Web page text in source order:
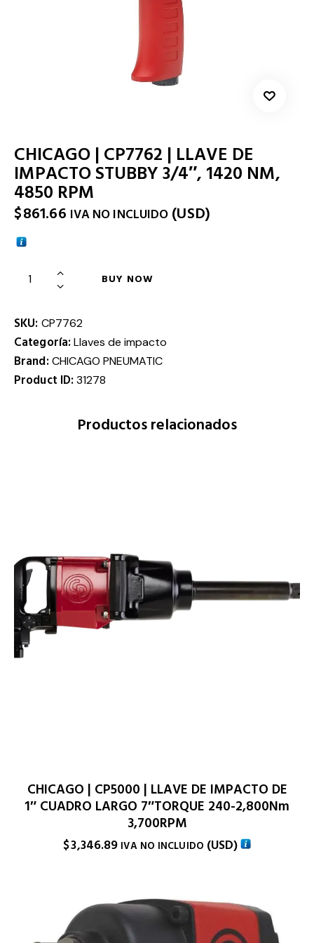
CHICAGO | CP7762 | LLAVE DE
IMPACTO STUBBY 3/4″, 1420 NM,
4850 RPM
$861.66 IVA NO INCLUIDO (USD)
BUY NOW
SKU: CP7762
Categoría:Llaves de impacto
Brand: CHICAGO PNEUMATIC
Product ID:31278
Productos relacionados
CHICAGO | CP5000 | LLAVE DE IMPACTO DE
1″ CUADRO LARGO 7″TORQUE 240-2,800Nm
3,700RPM
$3,346.89 IVA NO INCLUIDO (USD)